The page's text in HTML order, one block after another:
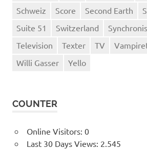
Schweiz
Score Second Earth
Suite 51
Switzerland
Television
Texter TV
Willi Gasser
Yello
COUNTER
Online Visitors: 0
Last 30 Days Views: 2.545